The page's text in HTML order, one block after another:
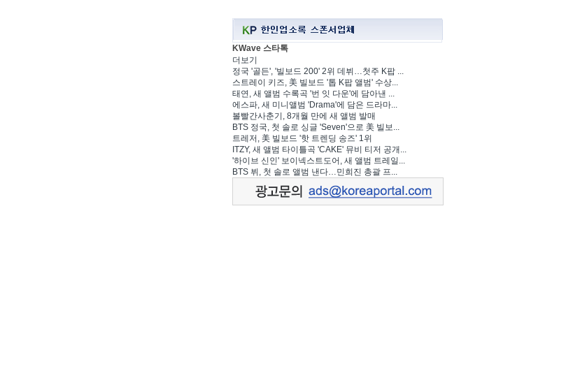
KWave 스타톡
더보기
정국 '골든', '빌보드 200' 2위 데뷔…첫주 K팝 ...
스트레이 키즈, 美 빌보드 '톱 K팝 앨범' 수상...
태연, 새 앨범 수록곡 '번 잇 다운'에 담아낸 ...
에스파, 새 미니앨범 'Drama'에 담은 드라마...
볼빨간사춘기, 8개월 만에 새 앨범 발매
BTS 정국, 첫 솔로 싱글 'Seven'으로 美 빌보...
트레저, 美 빌보드 '핫 트렌딩 송즈' 1위
ITZY, 새 앨범 타이틀곡 'CAKE' 뮤비 티저 공개...
'하이브 신인' 보이넥스트도어, 새 앨범 트레일...
BTS 뷔, 첫 솔로 앨범 낸다…민희진 총괄 프...